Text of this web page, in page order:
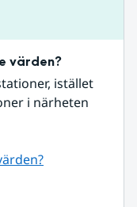
värden?
istället
i närheten